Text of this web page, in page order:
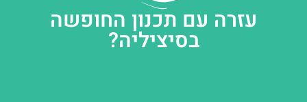
עזרה עם תכנון החופשה
בסיציליה?